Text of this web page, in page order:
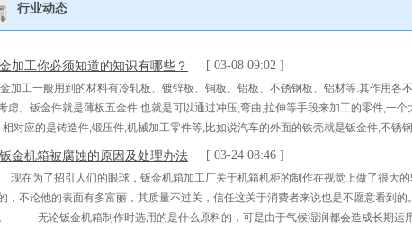
行业动态
加工你必须知道的知识有哪些？ [ 03-08 09:02 ]
加工一般用到的材料有冷轧板、镀锌板、铜板、铝板、不锈钢板、铝材等.其作用各
虑。钣金件就是薄板五金件,也就是可以通过冲压,弯曲,拉伸等手段来加工的零件,一
相对应的是铸造件,锻压件,机械加工零件等,比如说汽车的外面的铁壳就是钣金件,不锈
重要的三个步骤是剪、冲/切、折。 板金有时也作扳金，这个词来源于英文
金机箱被腐蚀的原因及处理办法 [ 03-24 08:46 ]
在为了招引人们的眼球，钣金机箱加工厂关于机箱机柜的制作在视觉上做了很大的
，不论他的表面有多富丽，其质量不过关，信任这关于消费者来说也是不愿意看到
无论钣金机箱制作时选用的是什么原料的，可是由于气候湿润都会造成长期运